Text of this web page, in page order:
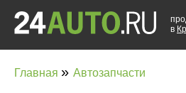
в
Главная » Автозапчасти